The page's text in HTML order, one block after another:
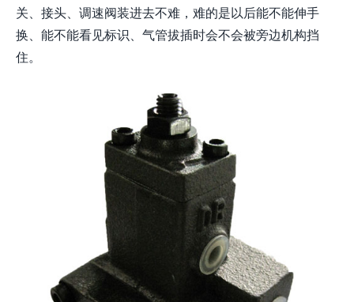
关、接头、调速阀装进去不难，难的是以后能不能伸手
换、能不能看见标识、气管拔插时会不会被旁边机构挡
住。